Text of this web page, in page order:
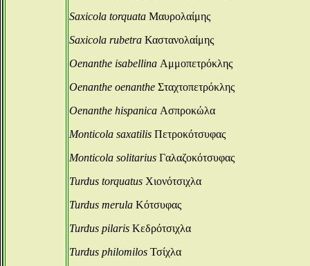
Saxicola torquata Μαυρολαίμης
Saxicola rubetra Καστανολαίμης
Oenanthe isabellina Αμμοπετρόκλης
Oenanthe oenanthe Σταχτοπετρόκλης
Oenanthe hispanica Ασπροκώλα
Monticola saxatilis Πετροκότσυφας
Monticola solitarius Γαλαζοκότσυφας
Turdus torquatus Χιονότσιχλα
Turdus merula Κότσυφας
Turdus pilaris Κεδρότσιχλα
Turdus philomilos Τσίχλα